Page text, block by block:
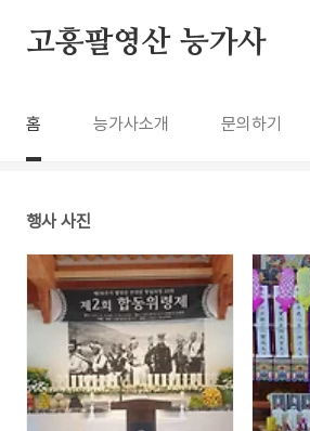
고흥팔영산 능가사
홈 능가사소개 문의하기
행사 사진